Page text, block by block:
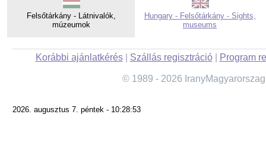
Felsőtárkány - Látnivalók,
múzeumok
Hungary - Felsőtárkány - Sights,
museums
Korábbi ajánlatkérés| Szállás regisztráció| Program
© 1989 - 2026
2026. augusztus 7. péntek - 10:28:53